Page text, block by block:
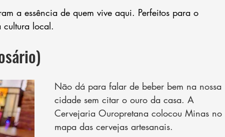
a essência de quem vive aqui. Perfeitos para o
cultura local.
Não dá para falar de beber bem na nossa
cidade sem citar o ouro da casa. A
Cervejaria Ouropretana colocou Minas no
mapa das cervejas artesanais.